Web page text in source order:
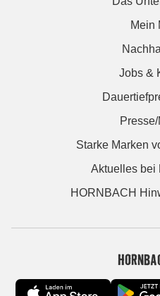
Mein
Jobs &
Starke Marken
Aktuelles bei
HORNBACH